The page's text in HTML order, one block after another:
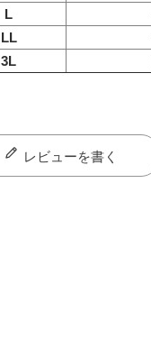
L
LL
3L
レビューを書く